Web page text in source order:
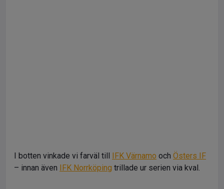
I botten vinkade vi farväl till IFK Värnamo och Östers IF
– innan även
IFK Norrköping trillade ur serien via kval.